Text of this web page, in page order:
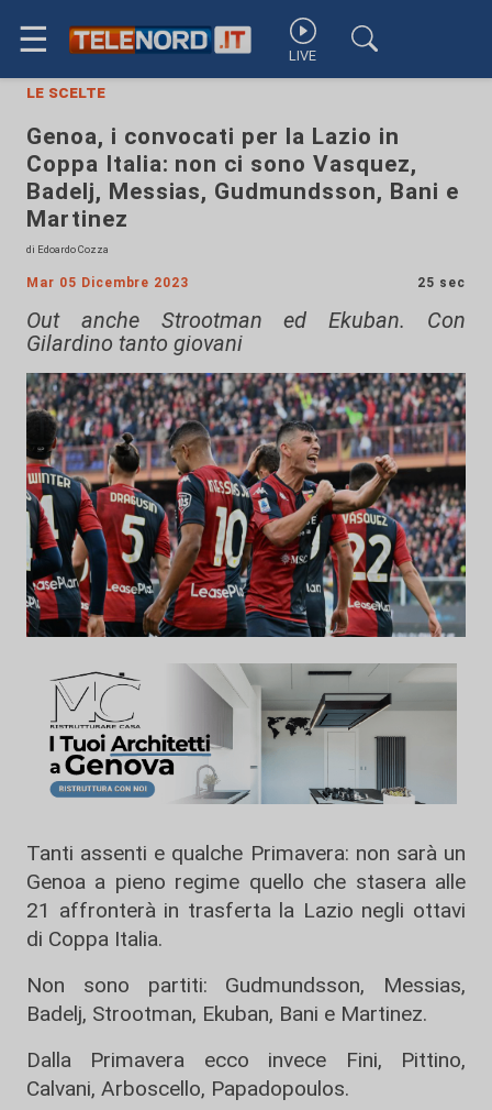
☰ LIVE
le scelte
Genoa, i convocati per la Lazio in
Coppa Italia: non ci sono Vasquez,
Badelj, Messias, Gudmundsson, Bani e
Martinez
di Edoardo Cozza
Mar 05 Dicembre 2023 25 sec
Out anche Strootman ed Ekuban. Con
Gilardino tanto giovani
Tanti assenti e qualche Primavera: non sarà un
Genoa a pieno regime quello che stasera alle
21 affronterà in trasferta la Lazio negli ottavi
di Coppa Italia.
Non sono partiti: Gudmundsson, Messias,
Badelj, Strootman, Ekuban, Bani e Martinez.
Dalla Primavera ecco invece Fini, Pittino,
Calvani, Arboscello, Papadopoulos.